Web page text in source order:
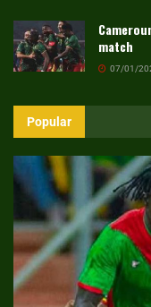
match
07/01/
Popular